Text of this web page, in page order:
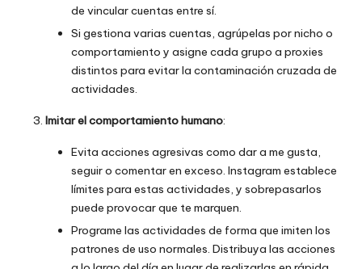
de vincular cuentas entre sí.
Si gestiona varias cuentas, agrúpelas por nicho o
comportamiento y asigne cada grupo a proxies
distintos para evitar la contaminación cruzada de
actividades.
Imitar el comportamiento humano:
Evita acciones agresivas como dar a me gusta,
seguir o comentar en exceso. Instagram establece
límites para estas actividades, y sobrepasarlos
puede provocar que te marquen.
Programe las actividades de forma que imiten los
patrones de uso normales. Distribuya las acciones